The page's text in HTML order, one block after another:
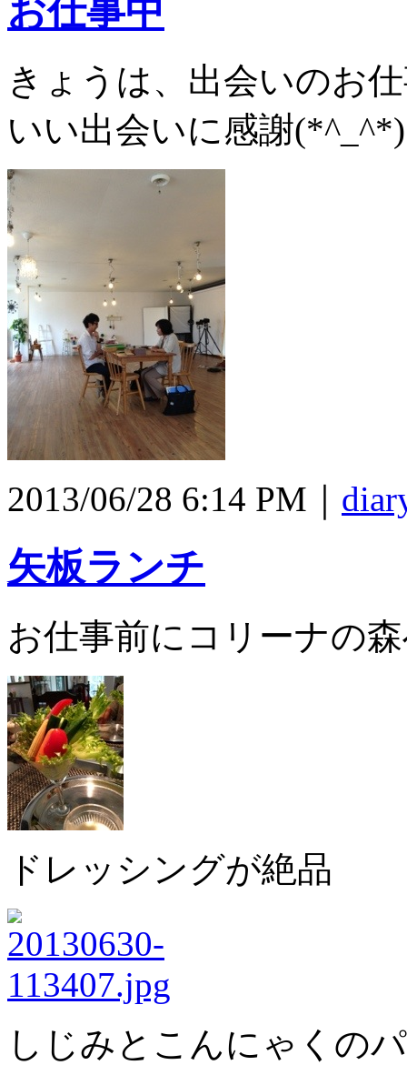
お仕事中
きょうは、出会いのお
いい出会いに感謝(*^_^*)
2013/06/28 6:14 PM｜
矢板ランチ
お仕事前にコリーナの
ドレッシングが絶品
しじみとこんにゃくの